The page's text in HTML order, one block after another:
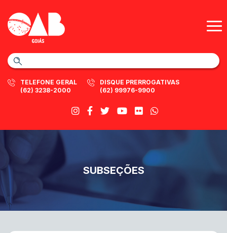
TELEFONE GERAL
(62) 3238-2000
DISQUE PRERROGATIVAS
(62) 99976-9900
SUBSEÇÕES